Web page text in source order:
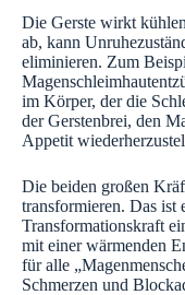
Die Gerste wirkt
ab, kann
eliminieren. Zum
im Körper, der die
der Gerstenbrei, den
Appetit
Die beiden großen
transformieren. Das ist
Transformationskraft
mit einer wärmenden
für alle
Schmerzen und